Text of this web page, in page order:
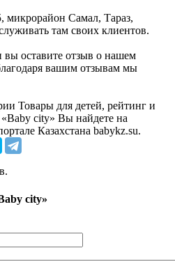
микрорайон Самал, Тараз,
там своих клиентов.
оставите отзыв о нашем
вашим отзывам мы
Товары для детей, рейтинг и
city» Вы найдете на
Казахстана babykz.su.
city»